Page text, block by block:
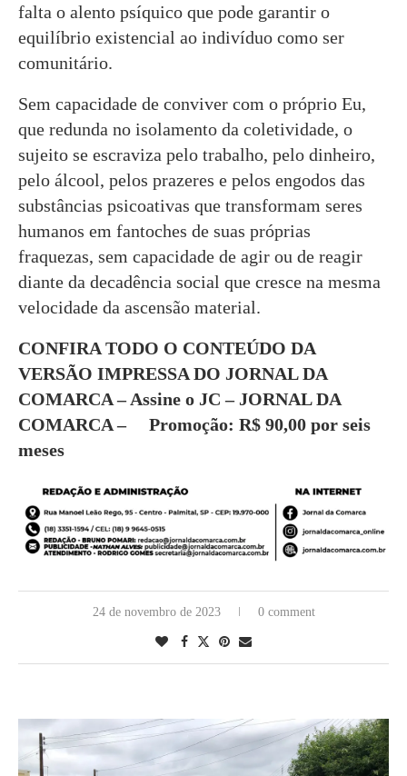
falta o alento psíquico que pode garantir o
equilíbrio existencial ao indivíduo como ser
comunitário.
Sem capacidade de conviver com o próprio Eu,
que redunda no isolamento da coletividade, o
sujeito se escraviza pelo trabalho, pelo dinheiro,
pelo álcool, pelos prazeres e pelos engodos das
substâncias psicoativas que transformam seres
humanos em fantoches de suas próprias
fraquezas, sem capacidade de agir ou de reagir
diante da decadência social que cresce na mesma
velocidade da ascensão material.
CONFIRA TODO O CONTEÚDO DA
VERSÃO IMPRESSA DO JORNAL DA
COMARCA – Assine o JC – JORNAL DA
COMARCA – Promoção: R$ 90,00 por seis
meses
24 de novembro de 2023 0 comment